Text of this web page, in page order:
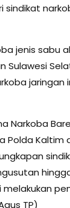
sindikat
jenis sabu
Sulawesi
jaringan
Narkoba
Polda Kaltim
melakukan
TP)